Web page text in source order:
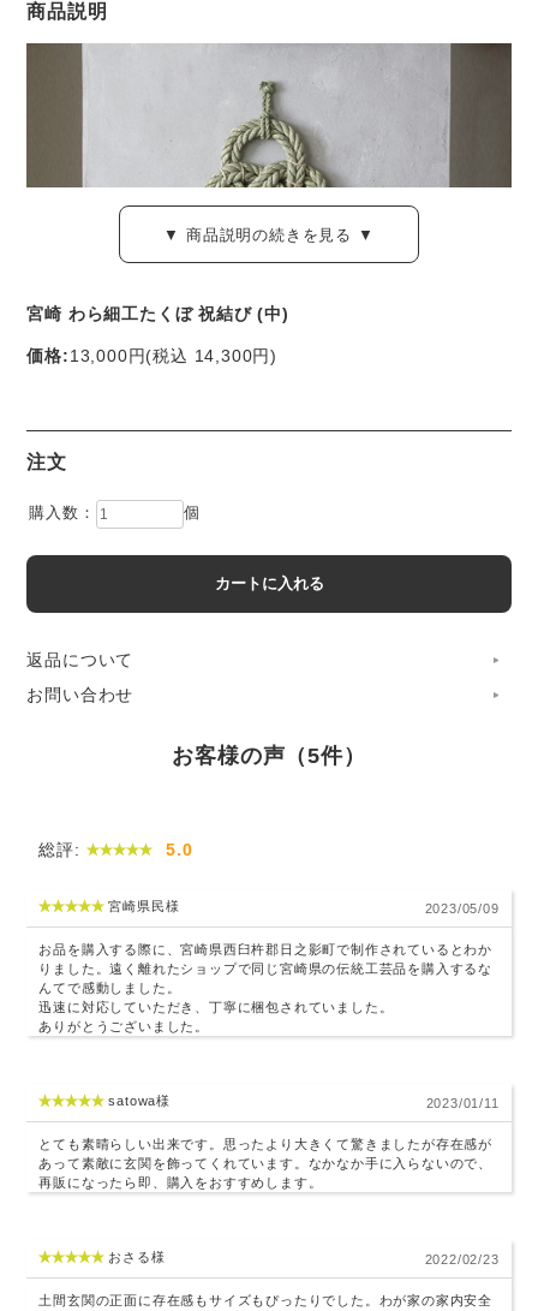
商品説明
す。
神話の息づく高千穂郷で、「しめ縄」作りの技とともに受け
3代目の甲斐陽一郎さんを中心に、移住者や地域の皆さんが
います。
祝いや結納の品として使われることの多い形。 一度結ぶと
た、縁起のよいお飾りです。
▼ 商品説明の続きを見る ▼
宮崎 わら細工たくぼ 祝結び (中)
価格:13,000円(税込 14,300円)
注文
購入数： 個
返品について
お問い合わせ
お客様の声（5件）
総評: 5.0
宮崎県民様 2023/05/09
お品を購入する際に、宮崎県西臼杵郡日之影町で制作されているとわか
りました。遠く離れたショップで同じ宮崎県の伝統工芸品を購入するな
んてで感動しました。
迅速に対応していただき、丁寧に梱包されていました。
ありがとうございました。
satowa様 2023/01/11
とても素晴らしい出来です。思ったより大きくて驚きましたが存在感が
あって素敵に玄関を飾ってくれています。なかなか手に入らないので、
再販になったら即、購入をおすすめします。
おさる様 2022/02/23
土間玄関の正面に存在感もサイズもぴったりでした。わが家の家内安全